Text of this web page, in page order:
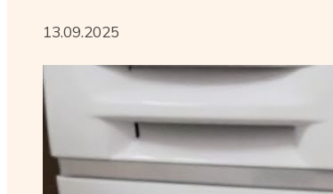
13.09.2025